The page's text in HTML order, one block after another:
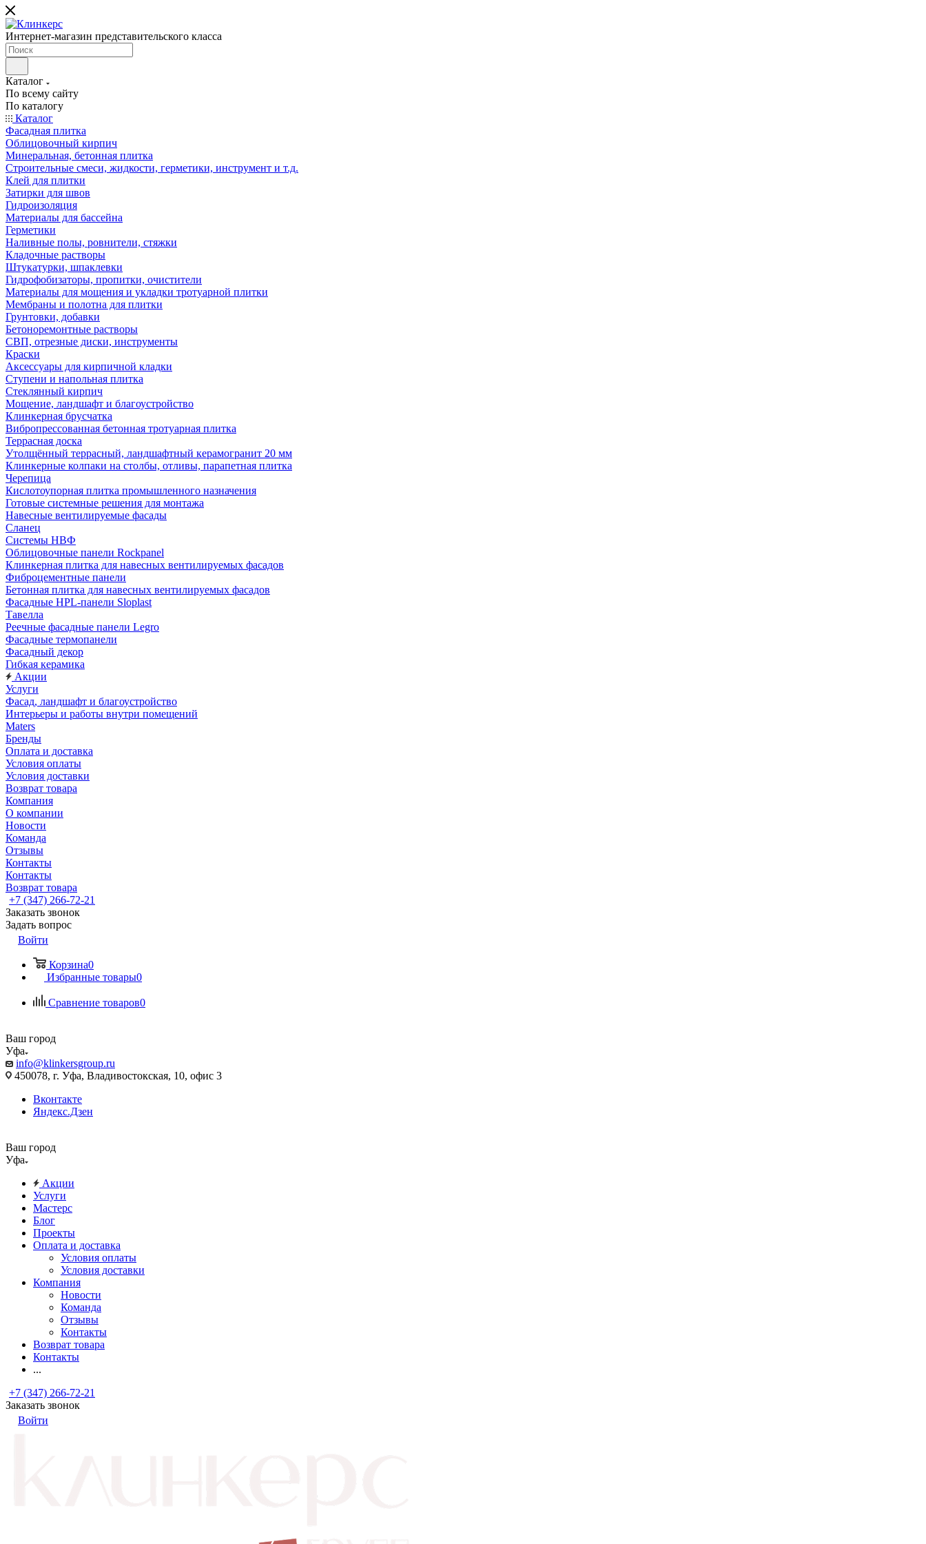
Интернет-магазин представительского класса
Каталог
По всему сайту
По каталогу
Каталог
Фасадная плитка
Облицовочный кирпич
Минеральная, бетонная плитка
Строительные смеси, жидкости, герметики, инструмент и т.д.
Клей для плитки
Затирки для швов
Гидроизоляция
Материалы для бассейна
Герметики
Наливные полы, ровнители, стяжки
Кладочные растворы
Штукатурки, шпаклевки
Гидрофобизаторы, пропитки, очистители
Материалы для мощения и укладки тротуарной плитки
Мембраны и полотна для плитки
Грунтовки, добавки
Бетоноремонтные растворы
СВП, отрезные диски, инструменты
Краски
Аксессуары для кирпичной кладки
Ступени и напольная плитка
Cтеклянный кирпич
Мощение, ландшафт и благоустройство
Клинкерная брусчатка
Вибропрессованная бетонная тротуарная плитка
Террасная доска
Утолщённый террасный, ландшафтный керамогранит 20 мм
Клинкерные колпаки на столбы, отливы, парапетная плитка
Черепица
Кислотоупорная плитка промышленного назначения
Готовые системные решения для монтажа
Навесные вентилируемые фасады
Сланец
Системы НВФ
Облицовочные панели Rockpanel
Клинкерная плитка для навесных вентилируемых фасадов
Фиброцементные панели
Бетонная плитка для навесных вентилируемых фасадов
Фасадные HPL-панели Sloplast
Тавелла
Реечные фасадные панели Legro
Фасадные термопанели
Фасадный декор
Гибкая керамика
Акции
Услуги
Фасад, ландшафт и благоустройство
Интерьеры и работы внутри помещений
Maters
Бренды
Оплата и доставка
Условия оплаты
Условия доставки
Возврат товара
Компания
О компании
Новости
Команда
Отзывы
Контакты
Контакты
Возврат товара
+7 (347) 266-72-21
Заказать звонок
Задать вопрос
Войти
Корзина0
Избранные товары0
Сравнение товаров0
Ваш город
Уфа
info@klinkersgroup.ru
450078, г. Уфа, Владивостокская, 10, офис 3
Вконтакте
Яндекс.Дзен
Ваш город
Уфа
Акции
Услуги
Мастерс
Блог
Проекты
Оплата и доставка
Условия оплаты
Условия доставки
Компания
Новости
Команда
Отзывы
Контакты
Возврат товара
Контакты
...
+7 (347) 266-72-21
Заказать звонок
Войти